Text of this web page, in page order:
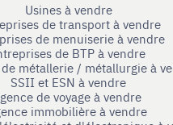
Usines à vendre
de transport à vendre
de menuiserie à vendre
de BTP à vendre
métallerie / métallurgie à
SSII et ESN à vendre
de voyage à vendre
immobilière à vendre